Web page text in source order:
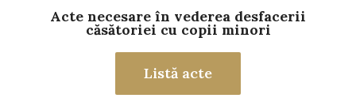
Acte necesare în vederea desfacerii
căsătoriei cu copii minori
Listă acte